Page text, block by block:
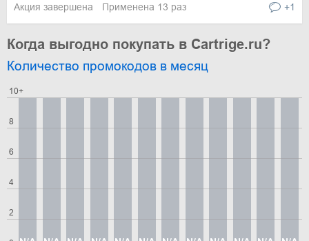
Акция завершена Применена 13 раз +1
Когда выгодно покупать в Cartrige.ru?
Количество промокодов в месяц
2
4
6
8
10+